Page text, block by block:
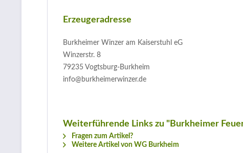
Erzeugeradresse
Burkheimer Winzer am Kaiserstuhl eG
Winzerstr. 8
79235 Vogtsburg-Burkheim
info@burkheimerwinzer.de
Weiterführende Links zu "Burkheimer
Fragen zum Artikel?
Weitere Artikel von WG Burkheim